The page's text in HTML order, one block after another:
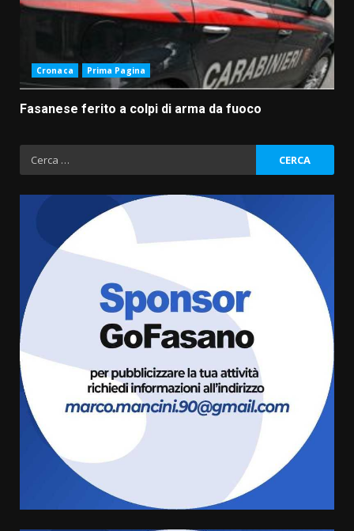
Cronaca Prima Pagina
Fasanese ferito a colpi di arma da fuoco
Ricerca
per:
Fasanese ferito a colpi di arma
da fuoco
6 Agosto 2026 18:13
Carta d’identità: continua il piano
di aperture straordinarie del
Comune di Fasano